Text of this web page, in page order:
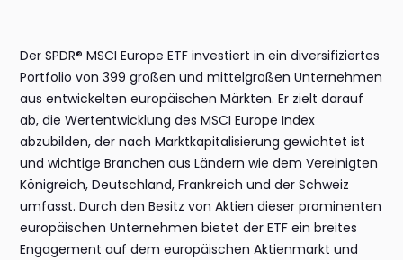
Der SPDR® MSCI Europe ETF investiert in ein diversifiziertes
Portfolio von 399 großen und mittelgroßen Unternehmen
aus entwickelten europäischen Märkten. Er zielt darauf
ab, die Wertentwicklung des MSCI Europe Index
abzubilden, der nach Marktkapitalisierung gewichtet ist
und wichtige Branchen aus Ländern wie dem Vereinigten
Königreich, Deutschland, Frankreich und der Schweiz
umfasst. Durch den Besitz von Aktien dieser prominenten
europäischen Unternehmen bietet der ETF ein breites
Engagement auf dem europäischen Aktienmarkt und